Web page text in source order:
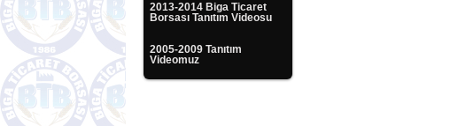
2013-2014 Biga Ticaret
Borsası Tanıtım Videosu
2005-2009 Tanıtım
Videomuz